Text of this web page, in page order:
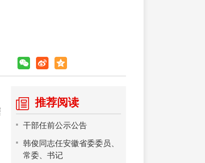
推荐阅读
干部任前公示公告
韩俊同志任安徽省委委员、
常委、书记